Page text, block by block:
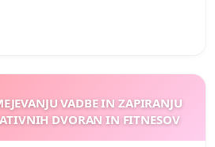
VADBE IN ZAPIRANJU
DVORAN IN FITNESOV